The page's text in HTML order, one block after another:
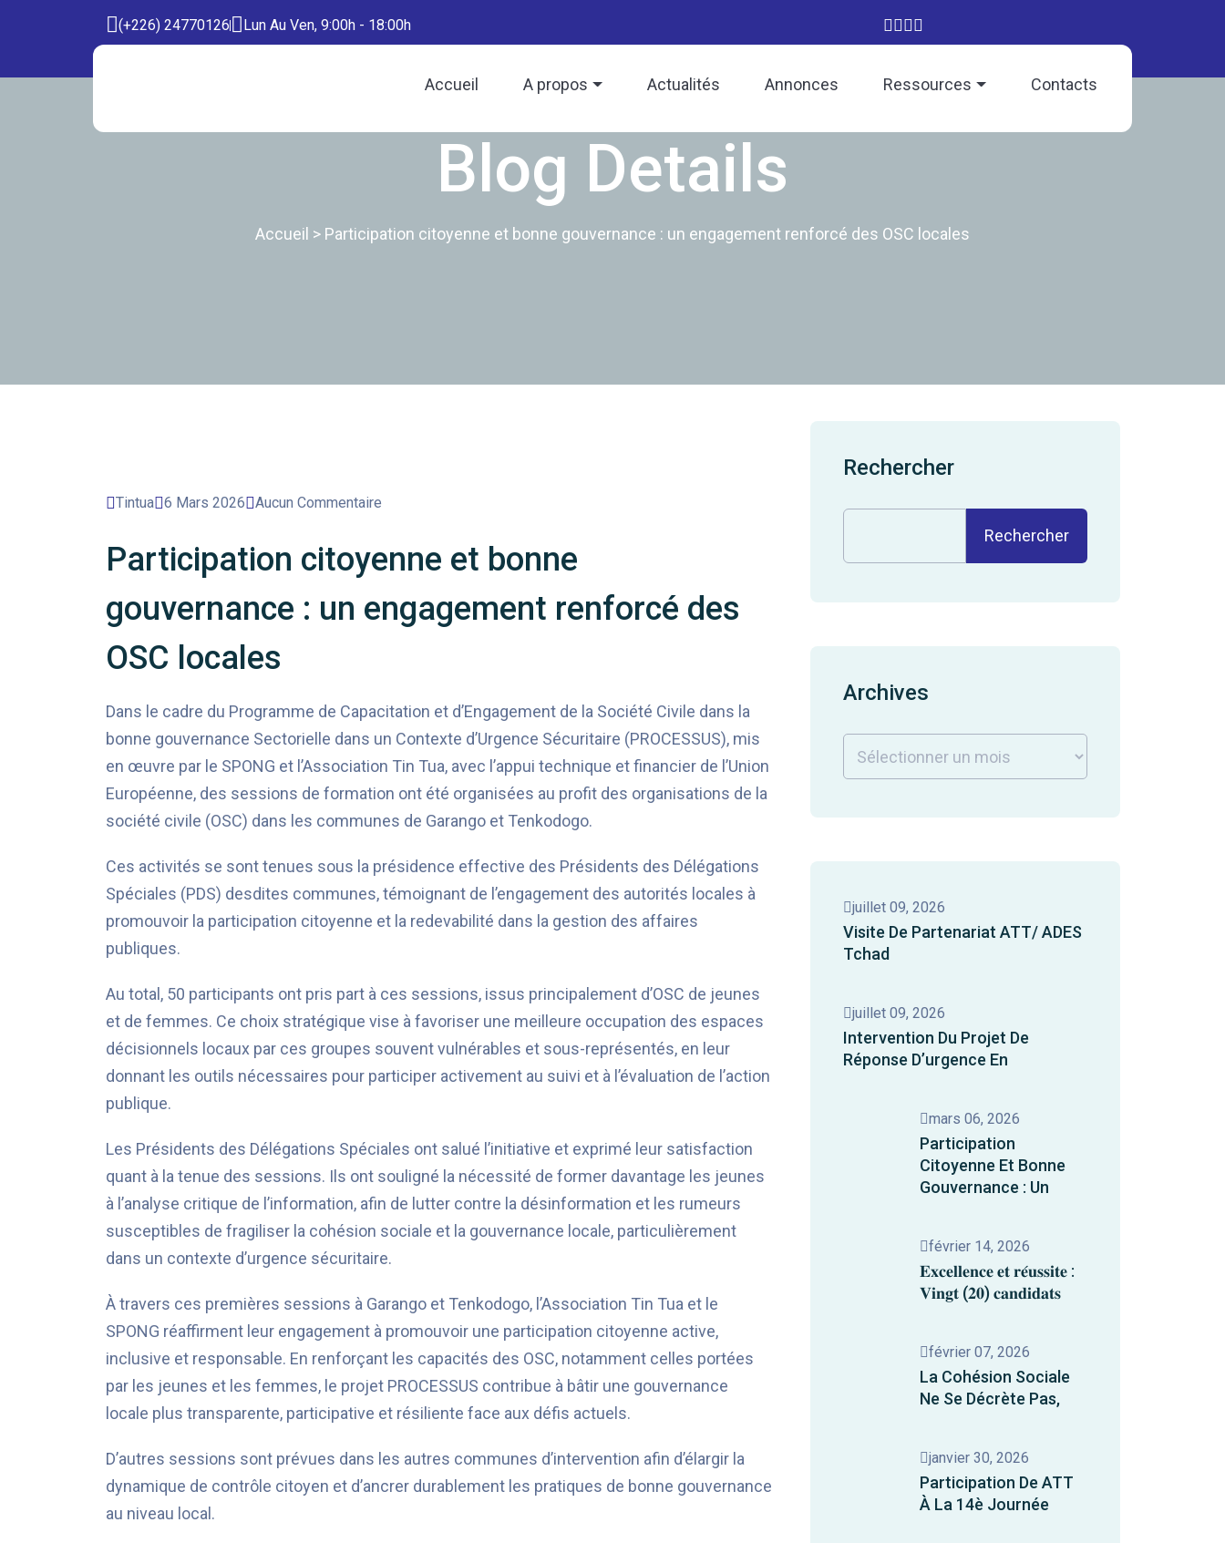
(+226) 24770126 Lun Au Ven, 9:00h - 18:00h
Accueil A propos Actualités Annonces Ressources Contacts
Blog Details
Accueil > Participation citoyenne et bonne gouvernance : un engagement renforcé des OSC locales
Tintua 6 Mars 2026 Aucun Commentaire
Participation citoyenne et bonne
gouvernance : un engagement renforcé des
OSC locales
Dans le cadre du Programme de Capacitation et d’Engagement de la Société Civile dans la
bonne gouvernance Sectorielle dans un Contexte d’Urgence Sécuritaire (PROCESSUS), mis
en œuvre par le SPONG et l’Association Tin Tua, avec l’appui technique et financier de l’Union
Européenne, des sessions de formation ont été organisées au profit des organisations de la
société civile (OSC) dans les communes de Garango et Tenkodogo.
Ces activités se sont tenues sous la présidence effective des Présidents des Délégations
Spéciales (PDS) desdites communes, témoignant de l’engagement des autorités locales à
promouvoir la participation citoyenne et la redevabilité dans la gestion des affaires
publiques.
Au total, 50 participants ont pris part à ces sessions, issus principalement d’OSC de jeunes
et de femmes. Ce choix stratégique vise à favoriser une meilleure occupation des espaces
décisionnels locaux par ces groupes souvent vulnérables et sous-représentés, en leur
donnant les outils nécessaires pour participer activement au suivi et à l’évaluation de l’action
publique.
Les Présidents des Délégations Spéciales ont salué l’initiative et exprimé leur satisfaction
quant à la tenue des sessions. Ils ont souligné la nécessité de former davantage les jeunes
à l’analyse critique de l’information, afin de lutter contre la désinformation et les rumeurs
susceptibles de fragiliser la cohésion sociale et la gouvernance locale, particulièrement
dans un contexte d’urgence sécuritaire.
À travers ces premières sessions à Garango et Tenkodogo, l’Association Tin Tua et le
SPONG réaffirment leur engagement à promouvoir une participation citoyenne active,
inclusive et responsable. En renforçant les capacités des OSC, notamment celles portées
par les jeunes et les femmes, le projet PROCESSUS contribue à bâtir une gouvernance
locale plus transparente, participative et résiliente face aux défis actuels.
D’autres sessions sont prévues dans les autres communes d’intervention afin d’élargir la
dynamique de contrôle citoyen et d’ancrer durablement les pratiques de bonne gouvernance
au niveau local.
Rechercher
Rechercher
Archives
Archives
juillet 09, 2026
Visite De Partenariat ATT/ ADES
Tchad
juillet 09, 2026
Intervention Du Projet De
Réponse D’urgence En
mars 06, 2026
Participation
Citoyenne Et Bonne
Gouvernance : Un
février 14, 2026
𝐄𝐱𝐜𝐞𝐥𝐥𝐞𝐧𝐜𝐞 𝐞𝐭 𝐫𝐞́𝐮𝐬𝐬𝐢𝐭𝐞 :
𝐕𝐢𝐧𝐠𝐭 (𝟐𝟎) 𝐜𝐚𝐧𝐝𝐢𝐝𝐚𝐭𝐬
février 07, 2026
La Cohésion Sociale
Ne Se Décrète Pas,
janvier 30, 2026
Participation De ATT
À La 14è Journée